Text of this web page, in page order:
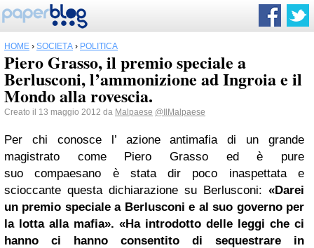
HOME › SOCIETÀ › POLITICA
Piero Grasso, il premio speciale a
Berlusconi, l’ammonizione ad Ingroia e il
Mondo alla rovescia.
Creato il 13 maggio 2012 da Malpaese @IlMalpaese
Per chi conosce l’ azione antimafia di un grande
magistrato come Piero Grasso ed è pure
suo compaesano è stata dir poco inaspettata e
scioccante questa dichiarazione su Berlusconi: «Darei
un premio speciale a Berlusconi e al suo governo per
la lotta alla mafia». «Ha introdotto delle leggi che ci
hanno ci hanno consentito di sequestrare in